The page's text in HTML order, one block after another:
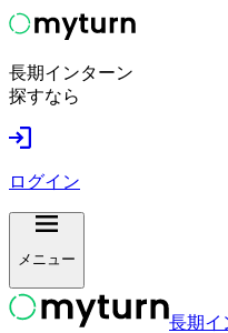
長期インターン
探すなら
ログイン
メニュー
長期イ